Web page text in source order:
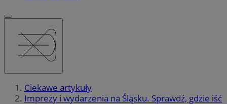
Ciekawe artykuły
Imprezy i wydarzenia na Śląsku. Sprawdź, gdzie iść